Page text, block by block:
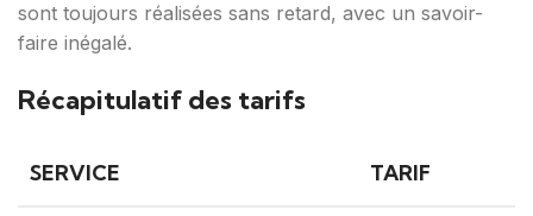
sont toujours réalisées sans retard, avec un savoir-
faire inégalé.
Récapitulatif des tarifs
SERVICE TARIF